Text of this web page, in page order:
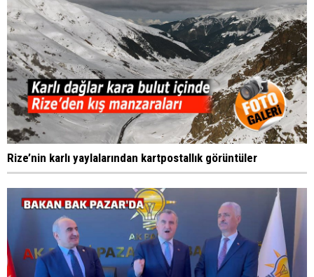
Rize’nin karlı yaylalarından kartpostallık görüntüler